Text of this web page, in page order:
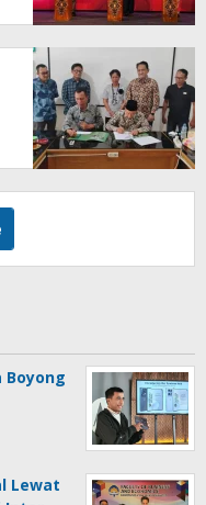
Boyong
Lewat